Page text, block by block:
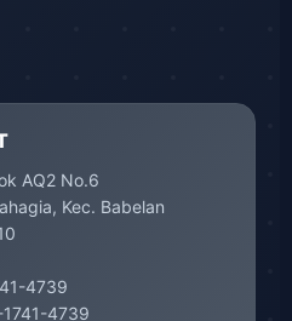
AQ2 No.6
Kec. Babelan
4739
4739